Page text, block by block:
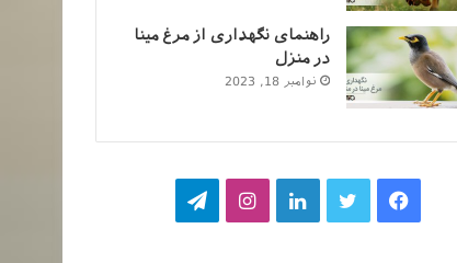
راهنمای نگهداری از مرغ مینا
در منزل
نوامبر 18, 2023
فیسبوکتوییترلینکدایناینستاگرام
تلگرام